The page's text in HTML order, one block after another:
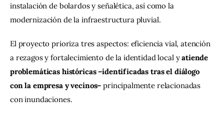
instalación de bolardos y señalética, así como la
modernización de la infraestructura pluvial.
El proyecto prioriza tres aspectos: eficiencia vial, atención
a rezagos y fortalecimiento de la identidad local y atiende
problemáticas históricas –identificadas tras el diálogo
con la empresa y vecinos– principalmente relacionadas
con inundaciones.